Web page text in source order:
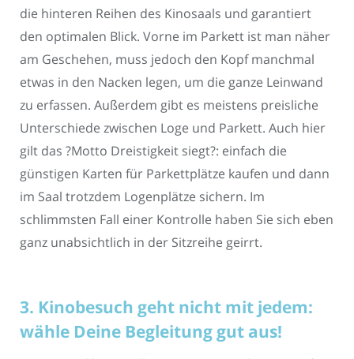
die hinteren Reihen des Kinosaals und garantiert
den optimalen Blick. Vorne im Parkett ist man näher
am Geschehen, muss jedoch den Kopf manchmal
etwas in den Nacken legen, um die ganze Leinwand
zu erfassen. Außerdem gibt es meistens preisliche
Unterschiede zwischen Loge und Parkett. Auch hier
gilt das ?Motto Dreistigkeit siegt?: einfach die
günstigen Karten für Parkettplätze kaufen und dann
im Saal trotzdem Logenplätze sichern. Im
schlimmsten Fall einer Kontrolle haben Sie sich eben
ganz unabsichtlich in der Sitzreihe geirrt.
3. Kinobesuch geht nicht mit jedem:
wähle Deine Begleitung gut aus!